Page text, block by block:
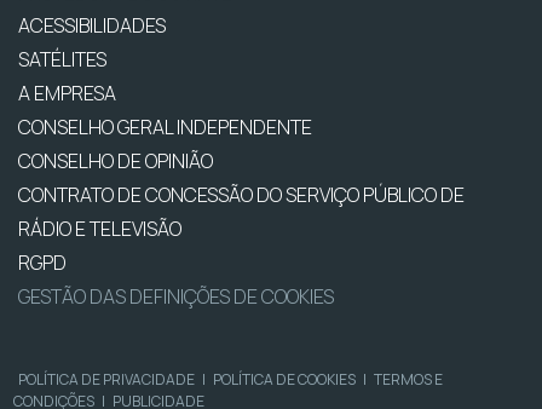
ACESSIBILIDADES
SATÉLITES
A EMPRESA
CONSELHO GERAL INDEPENDENTE
CONSELHO DE OPINIÃO
CONTRATO DE CONCESSÃO DO SERVIÇO PÚBLICO DE
RÁDIO E TELEVISÃO
RGPD
GESTÃO DAS DEFINIÇÕES DE COOKIES
POLÍTICA DE PRIVACIDADE | POLÍTICA DE COOKIES | TERMOS E
CONDIÇÕES | PUBLICIDADE